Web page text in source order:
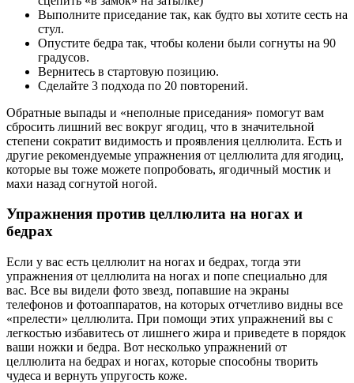
Выполните приседание так, как будто вы хотите сесть на
стул.
Опустите бедра так, чтобы колени были согнуты на 90
градусов.
Вернитесь в стартовую позицию.
Сделайте 3 подхода по 20 повторений.
Обратные выпады и «неполные приседания» помогут вам
сбросить лишний вес вокруг ягодиц, что в значительной
степени сократит видимость и проявления целлюлита. Есть и
другие рекомендуемые упражнения от целлюлита для ягодиц,
которые вы тоже можете попробовать, ягодичный мостик и
махи назад согнутой ногой.
Упражнения против целлюлита на ногах и
бедрах
Если у вас есть целлюлит на ногах и бедрах, тогда эти
упражнения от целлюлита на ногах и попе специально для
вас. Все вы видели фото звезд, попавшие на экраны
телефонов и фотоаппаратов, на которых отчетливо видны все
«прелести» целлюлита. При помощи этих упражнений вы с
легкостью избавитесь от лишнего жира и приведете в порядок
ваши ножки и бедра. Вот несколько упражнений от
целлюлита на бедрах и ногах, которые способны творить
чудеса и вернуть упругость коже.